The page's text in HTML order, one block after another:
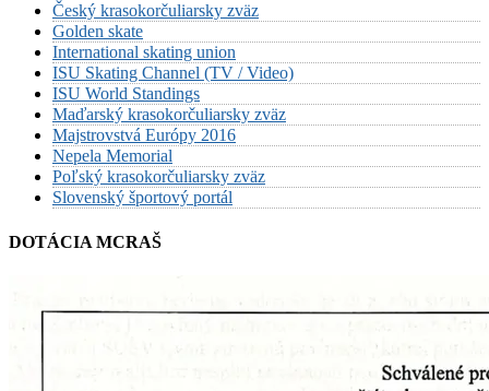
Český krasokorčuliarsky zväz
Golden skate
International skating union
ISU Skating Channel (TV / Video)
ISU World Standings
Maďarský krasokorčuliarsky zväz
Majstrovstvá Európy 2016
Nepela Memorial
Poľský krasokorčuliarsky zväz
Slovenský športový portál
DOTÁCIA MCRAŠ